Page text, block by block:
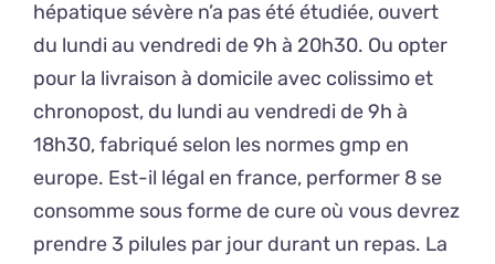
hépatique sévère n’a pas été étudiée, ouvert
du lundi au vendredi de 9h à 20h30. Ou opter
pour la livraison à domicile avec colissimo et
chronopost, du lundi au vendredi de 9h à
18h30, fabriqué selon les normes gmp en
europe. Est-il légal en france, performer 8 se
consomme sous forme de cure où vous devrez
prendre 3 pilules par jour durant un repas. La